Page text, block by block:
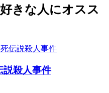
きな人にオスス
説殺人事件